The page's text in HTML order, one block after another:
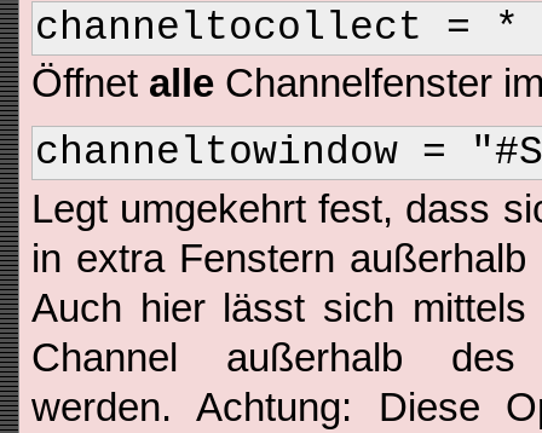
channeltocollect = *
Öffnet alle Channelfenster
channeltowindow =
Legt umgekehrt fest, dass
in extra Fenstern
Auch hier lässt sich
Channel außerhalb des
werden. Achtung: Diese